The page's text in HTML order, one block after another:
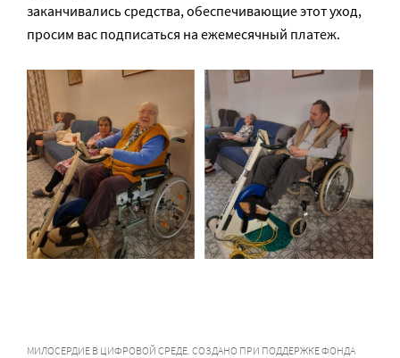
заканчивались средства, обеспечивающие этот уход,
просим вас подписаться на ежемесячный платеж.
МИЛОСЕРДИЕ В ЦИФРОВОЙ СРЕДЕ. СОЗДАНО ПРИ ПОДДЕРЖКЕ ФОНДА